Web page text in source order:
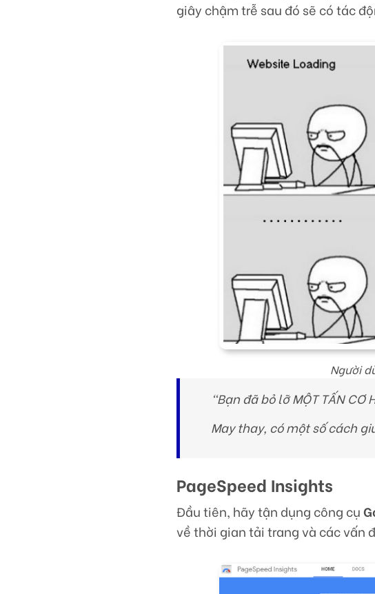
giây chậm trễ sau đó sẽ có tác
Người
“Bạn đã bỏ lỡ MỘT TẤN
May thay, có một số cách
PageSpeed Insights
Đầu tiên, hãy tận dụng công cụ
về thời gian tải trang và các vấn